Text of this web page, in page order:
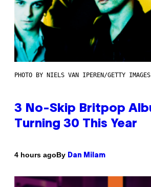
PHOTO BY NIELS VAN IPEREN/GETTY IMAGES
3 No-Skip Britpop
Turning 30 This Year
4 hours agoBy Dan Milam